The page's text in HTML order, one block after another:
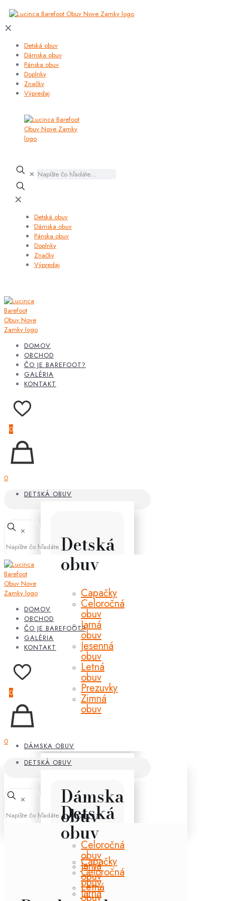
✕
Detská obuv
Dámska obuv
Pánska obuv
Doplnky
Značky
Výpredaj
✕
✕
Detská obuv
Dámska obuv
Pánska obuv
Doplnky
Značky
Výpredaj
DOMOV
OBCHOD
ČO JE BAREFOOT?
GALÉRIA
KONTAKT
0
0
DETSKÁ OBUV
Detská
obuv
Capačky
Celoročná
obuv
Jarná
obuv
Jesenná
obuv
Letná
obuv
Prezuvky
Zimná
obuv
DÁMSKA OBUV
Dámska
obuv
Celoročná
obuv
Jarná
obuv
Letná
obuv
✕
DOMOV
OBCHOD
ČO JE BAREFOOT?
GALÉRIA
KONTAKT
0
0
DETSKÁ OBUV
Detská
obuv
Capačky
Celoročná
obuv
Jarná
✕